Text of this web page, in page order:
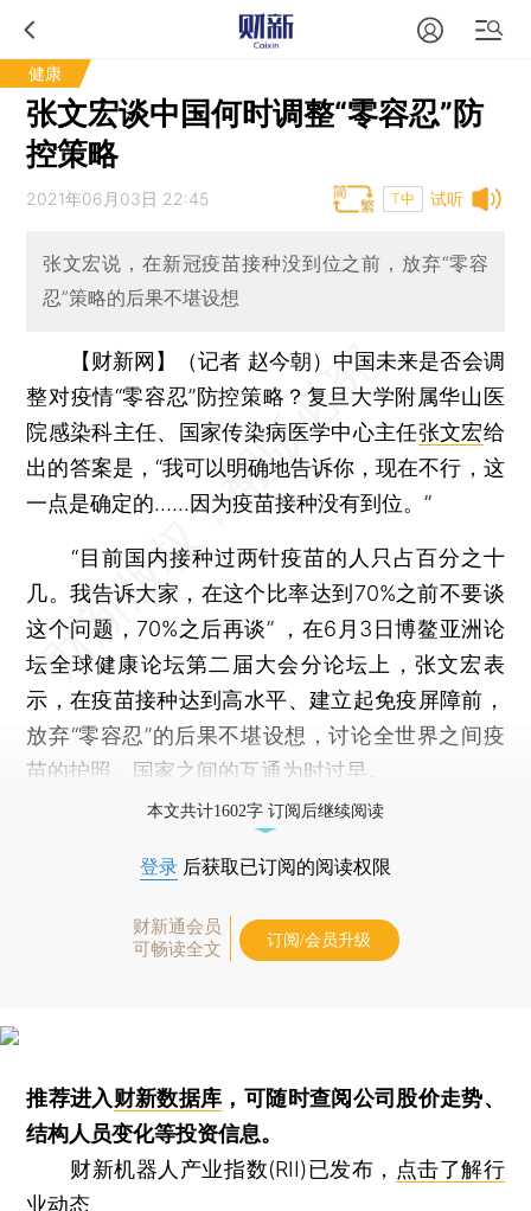
健康
张文宏谈中国何时调整“零容忍”防
控策略
试听
2021年06月03日 22:45 T中
张文宏说，在新冠疫苗接种没到位之前，放弃“零容
忍”策略的后果不堪设想
【财新网】（记者 赵今朝） 中国未来是否会调
整对疫情“零容忍”防控策略？复旦大学附属华山医
院感染科主任、国家传染病医学中心主任张文宏给
出的答案是，“我可以明确地告诉你，现在不行，这
一点是确定的……因为疫苗接种没有到位。”
“目前国内接种过两针疫苗的人只占百分之十
几。我告诉大家，在这个比率达到70%之前不要谈
这个问题，70%之后再谈” ，在6月3日博鳌亚洲论
坛全球健康论坛第二届大会分论坛上，张文宏表
示，在疫苗接种达到高水平、建立起免疫屏障前，
放弃“零容忍”的后果不堪设想，讨论全世界之间疫
苗的护照、国家之间的互通为时过早。
本文共计1602字 订阅后继续阅读
登录 后获取已订阅的阅读权限
财新通会员
可畅读全文
订阅/会员升级
推荐进入财新数据库 ，可随时查阅公司股价走势、
结构人员变化等投资信息。
财新机器人产业指数(RII)已发布， 点击了解行
业动态